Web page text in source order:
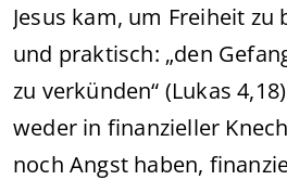
Jesus kam, um Freiheit zu
und praktisch: „den
zu verkünden“ (Lukas
weder in finanzieller
noch Angst haben,